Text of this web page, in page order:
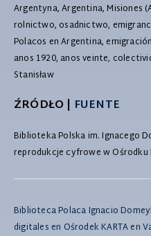
Argentyna, Argentina, Misiones
rolnictwo, osadnictwo,
Polacos en Argentina,
anos 1920, anos veinte,
Stanisław
ŹRÓDŁO | FUENTE
Biblioteka Polska im. Ignacego
reprodukcje cyfrowe w Ośrodku
Biblioteca Polaca Ignacio
digitales en Ośrodek KARTA en